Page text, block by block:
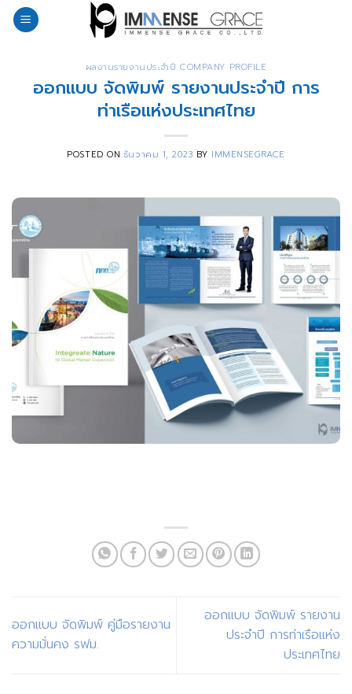
Skip
ผลงานรายงานประจำปี COMPANY PROFILE
ออกแบบ จัดพิมพ์ รายงานประจำปี การ
ท่าเรือแห่งประเทศไทย
POSTED ON ธันวาคม 1, 2023 BY IMMENSEGRACE
ออกแบบ จัดพิมพ์ คู่มือรายงาน
ความมั่นคง รฟม.
ออกแบบ จัดพิมพ์ รายงาน
ประจำปี การท่าเรือแห่ง
ประเทศไทย